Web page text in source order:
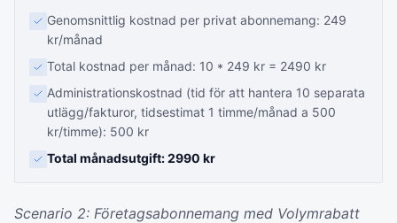
Genomsnittlig kostnad per privat abonnemang: 249
kr/månad
Total kostnad per månad: 10 * 249 kr = 2490 kr
Administrationskostnad (tid för att hantera 10 separata
utlägg/fakturor, tidsestimat 1 timme/månad a 500
kr/timme): 500 kr
Total månadsutgift: 2990 kr
Scenario 2: Företagsabonnemang med Volymrabatt